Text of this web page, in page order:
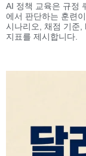
AI 정책 교육은 규정
에서 판단하는 훈련
시나리오, 채점 기준,
지표를 제시합니다.